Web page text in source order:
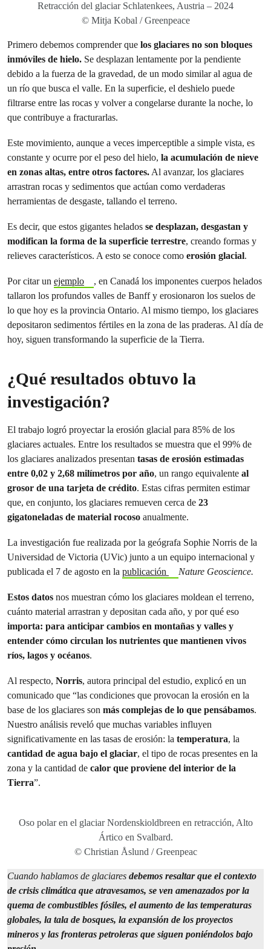
Retracción del glaciar Schlatenkees, Austria – 2024
© Mitja Kobal / Greenpeace
Primero debemos comprender que los glaciares no son bloques
inmóviles de hielo. Se desplazan lentamente por la pendiente
debido a la fuerza de la gravedad, de un modo similar al agua de
un río que busca el valle. En la superficie, el deshielo puede
filtrarse entre las rocas y volver a congelarse durante la noche, lo
que contribuye a fracturarlas.
Este movimiento, aunque a veces imperceptible a simple vista, es
constante y ocurre por el peso del hielo, la acumulación de nieve
en zonas altas, entre otros factores.Al avanzar, los glaciares
arrastran rocas y sedimentos que actúan como verdaderas
herramientas de desgaste, tallando el terreno.
Es decir, que estos gigantes helados se desplazan, desgastan y
modifican la forma de la superficie terrestre, creando formas y
relieves característicos. A esto se conoce como erosión glacial.
Por citar un ejemplo
, en Canadá los imponentes cuerpos helados
tallaron los profundos valles de Banff y erosionaron los suelos de
lo que hoy es la provincia Ontario. Al mismo tiempo, los glaciares
depositaron sedimentos fértiles en la zona de las praderas. Al día de
hoy, siguen transformando la superficie de la Tierra.
¿Qué resultados obtuvo la
investigación?
El trabajo logró proyectar la erosión glacial para 85% de los
glaciares actuales. Entre los resultados se muestra que el 99% de
los glaciares analizados presentan tasas de erosión estimadas
entre 0,02 y 2,68 milímetros por año, un rango equivalente al
grosor de una tarjeta de crédito. Estas cifras permiten estimar
que, en conjunto, los glaciares remueven cerca de 23
gigatoneladas de material rocoso anualmente.
La investigación fue realizada por la geógrafa Sophie Norris de la
Universidad de Victoria (UVic) junto a un equipo internacional y
publicada el 7 de agosto en la publicación Nature Geoscience.
Estos datos nos muestran cómo los glaciares moldean el terreno,
cuánto material arrastran y depositan cada año, y por qué eso
importa: para anticipar cambios en montañas y valles y
entender cómo circulan los nutrientes que mantienen vivos
ríos, lagos y océanos.
Al respecto, Norris, autora principal del estudio, explicó en un
comunicado que “las condiciones que provocan la erosión en la
base de los glaciares son más complejas de lo que pensábamos.
Nuestro análisis reveló que muchas variables influyen
significativamente en las tasas de erosión: la temperatura, la
cantidad de agua bajo el glaciar, el tipo de rocas presentes en la
zona y la cantidad de calor que proviene del interior de la
Tierra”.
Oso polar en el glaciar Nordenskioldbreen en retracción, Alto
Ártico en Svalbard.
© Christian Åslund / Greenpeac
Cuando hablamos de glaciares debemos resaltar que el contexto
de crisis climática que atravesamos, se ven amenazados por la
quema de combustibles fósiles, el aumento de las temperaturas
globales, la tala de bosques, la expansión de los proyectos
mineros y las fronteras petroleras que siguen poniéndolos bajo